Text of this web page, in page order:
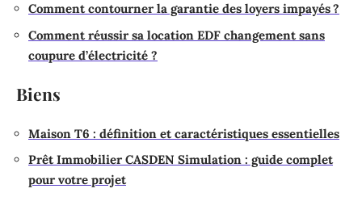
Comment contourner la garantie des loyers impayés ?
Comment réussir sa location EDF changement sans
coupure d’électricité ?
Biens
Maison T6 : définition et caractéristiques essentielles
Prêt Immobilier CASDEN Simulation : guide complet
pour votre projet